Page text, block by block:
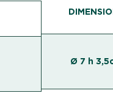
Ø 7 h